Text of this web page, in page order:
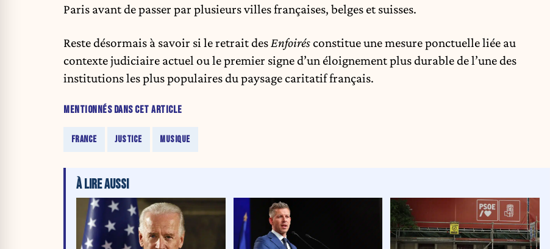
Paris avant de passer par plusieurs villes françaises, belges et suisses.
Reste désormais à savoir si le retrait desEnfoirésconstitue une mesure ponctuelle liée au
contexte judiciaire actuel ou le premier signe d’un éloignement plus durable de l’une des
institutions les plus populaires du paysage caritatif français.
MENTIONNÉS DANS CET ARTICLE
FRANCE JUSTICE MUSIQUE
À LIRE AUSSI